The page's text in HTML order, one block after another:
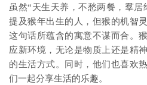
虽然“天生天养，不愁两餐，羣
提及猴年出生的人，但猴的机智
这句话所蕴含的寓意不谋而合。
应新环境，无论是物质上还是精
的生活方式。同时，他们也喜欢
们一起分享生活的乐趣。